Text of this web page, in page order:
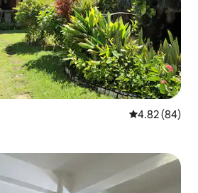
คะแนนเฉลี่ย
4.82 (84)